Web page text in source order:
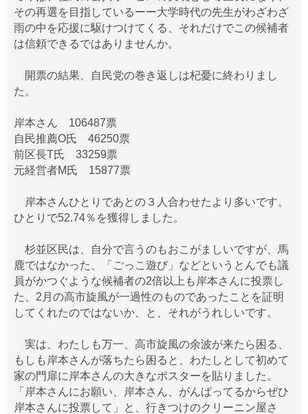
その再選を目指しているーー大学時代の先生がわざわざ
雨の中を応援に駆けつけてくる、それだけでこの候補者
は信頼できるではありませんか。
開票の結果、自民党の巻き返しは杞憂に終わりまし
た。
岸本さん 106487票
自民推薦O氏 46250票
前区長T氏 33259票
元経営者M氏 15877票
岸本さんひとりであとの３人合わせたより多いです。
ひとりで52.74％を獲得しました。
杉並区民は、自分で言うのもおこがましいですが、馬
鹿ではなかった、「ごっこ遊び」などというとんでも議
員がかつぐような候補者の2倍以上も岸本さんに投票し
た、2月の高市旋風が一過性のものであったことを証明
してくれたのではないか、と、それがうれしいです。
実は、わたしも万一、高市旋風の余波が来たら困る、
もしも岸本さんが落ちたら困ると、わたしとして初めて
家の門扉に岸本さんの大きなポスターを貼りました。
「岸本さんにお願い、岸本さん、がんばってるからぜひ
岸本さんに投票して」と、行きつけのクリーニン屋さ